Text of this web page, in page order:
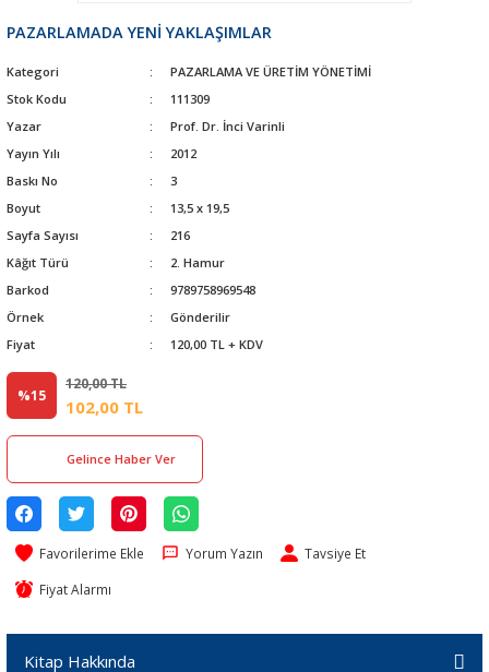
PAZARLAMADA YENİ YAKLAŞIMLAR
Kategori
PAZARLAMA VE ÜRETİM YÖNETİMİ
Stok Kodu
111309
Yazar
Prof. Dr. İnci Varinli
Yayın Yılı
2012
Baskı No
3
Boyut
13,5 x 19,5
Sayfa Sayısı
216
Kâğıt Türü
2. Hamur
Barkod
9789758969548
Örnek
Gönderilir
Fiyat
120,00 TL + KDV
%15
120,00 TL
102,00 TL
Gelince Haber Ver
Yorum Yazın Tavsiye Et
Fiyat Alarmı
Kitap Hakkında